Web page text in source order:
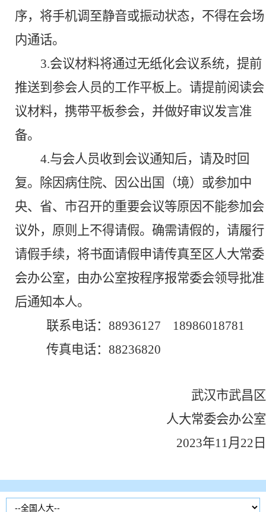
序，将手机调至静音或振动状态，不得在会场
内通话。
3.会议材料将通过无纸化会议系统，提前
推送到参会人员的工作平板上。请提前阅读会
议材料，携带平板参会，并做好审议发言准
备。
4.与会人员收到会议通知后，请及时回
复。除因病住院、因公出国（境）或参加中
央、省、市召开的重要会议等原因不能参加会
议外，原则上不得请假。确需请假的，请履行
请假手续，将书面请假申请传真至区人大常委
会办公室，由办公室按程序报常委会领导批准
后通知本人。
联系电话：88936127
18986018781
传真电话：88236820
武汉市武昌区
人大常委会办公室
2023年11月 22 日